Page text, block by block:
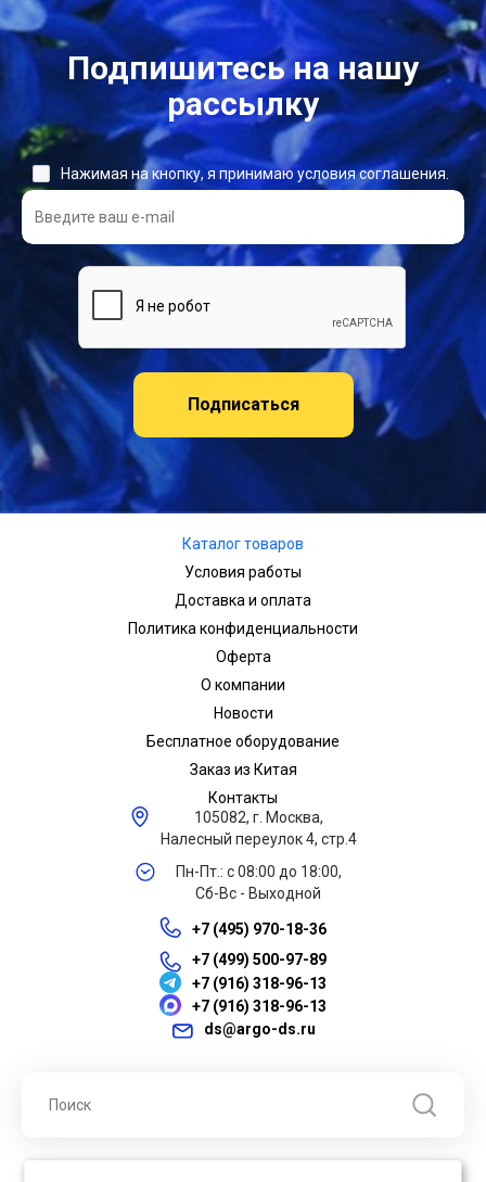
Подпишитесь на нашу
рассылку
Подписаться
Нажимая на кнопку, я принимаю условия соглашения.
Каталог товаров
Условия работы
Доставка и оплата
Политика конфиденциальности
Оферта
О компании
Новости
Бесплатное оборудование
Заказ из Китая
Контакты
105082, г. Москва,
Налесный переулок 4, стр.4
Пн-Пт.: с 08:00 до 18:00,
Сб-Вс - Выходной
+7 (495) 970-18-36
+7 (499) 500-97-89
+7 (916) 318-96-13
+7 (916) 318-96-13
ds@argo-ds.ru